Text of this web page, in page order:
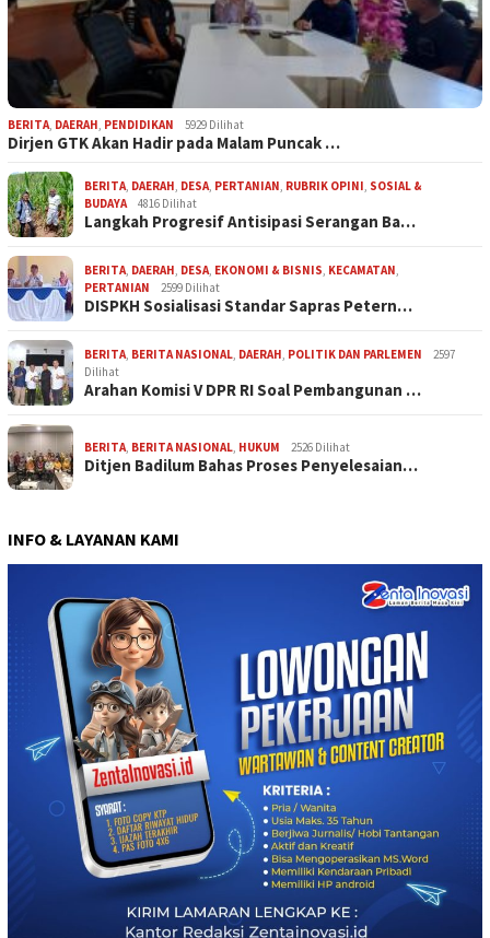
BERITA, DAERAH, PENDIDIKAN 5929 Dilihat
Dirjen GTK Akan Hadir pada Malam Puncak …
BERITA, DAERAH, DESA, PERTANIAN, RUBRIK OPINI, SOSIAL &
BUDAYA
4816 Dilihat
Langkah Progresif Antisipasi Serangan Ba…
BERITA, DAERAH, DESA, EKONOMI & BISNIS, KECAMATAN,
PERTANIAN
2599 Dilihat
DISPKH Sosialisasi Standar Sapras Petern…
BERITA, BERITA NASIONAL, DAERAH, POLITIK DAN PARLEMEN
2597
Dilihat
Arahan Komisi V DPR RI Soal Pembangunan …
BERITA, BERITA NASIONAL, HUKUM 2526 Dilihat
Ditjen Badilum Bahas Proses Penyelesaian…
INFO & LAYANAN KAMI